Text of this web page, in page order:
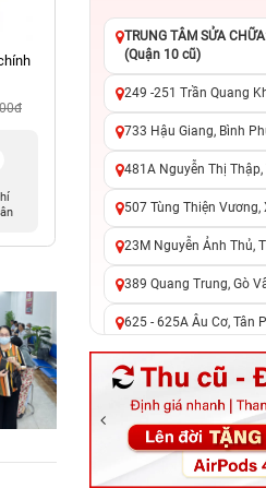
iPhone 14 Pro 512GB Cũ
hãng
14.090.000đ
chuyển đổi, 0 gọi người thân
TRUNG TÂM SỬA
(Quận 10 cũ)
249 -251 Trần Quang
733 Hậu Giang, Bình
481A Nguyễn Thị
507 Tùng Thiện
23M Nguyễn Ảnh Thủ,
389 Quang Trung, Gò
625 - 625A Âu Cơ, Tân
326 Lê Văn Việt, Tăng
256 Võ Văn Ngân,
70 Nguyễn An Ninh, Dĩ
24h Vũng Tàu: 162A